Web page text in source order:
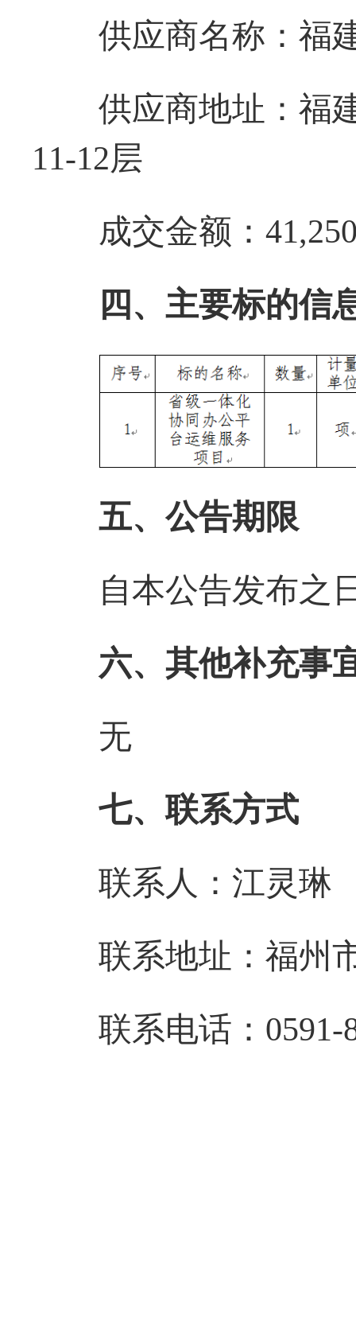
供应商名称：福建
供应商地址：福建
11-12层
成交金额：
四、主要标的信
五、公告期限
自本公告发布之日
六、其他补充事
无
七、联系方式
联系人：江灵琳
联系地址：福州市
联系电话：0591-